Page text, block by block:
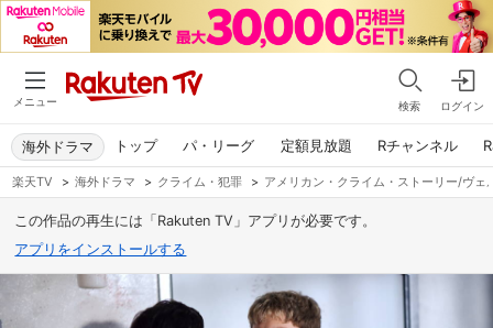
メニュー 検索 ログイン
トップ パ・リーグ 定額見放題 Rチャンネル
海外ドラマ
楽天TV > 海外ドラマ > クライム・犯罪 > アメリカン・クライム・ストーリー/ヴェ
この作品の再生には「Rakuten TV」アプリが必要です。
アプリをインストールする